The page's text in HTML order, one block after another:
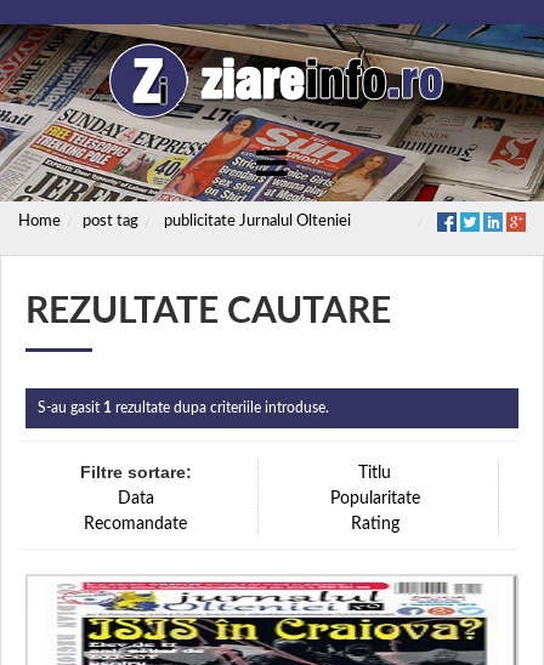
Home post tag publicitate Jurnalul Olteniei
REZULTATE CAUTARE
S-au gasit 1 rezultate dupa criteriile introduse.
Filtre sortare:
Titlu
Data
Popularitate
Recomandate
Rating